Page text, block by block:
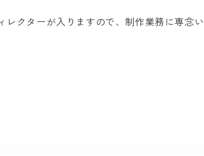
レクターが入りますので、制作業務に専念